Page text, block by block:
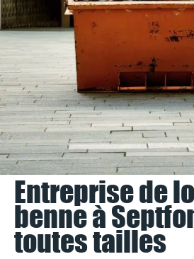
Entreprise de
benne à
toutes tailles